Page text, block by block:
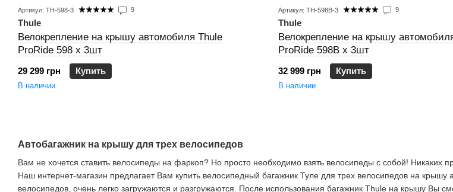
Автобагажник на крышу для трех велосипедов
Вам не хочется ставить велосипеды на фаркоп? Но просто необходимо взять велосипеды с собой! Никаких
Наш интернет-магазин предлагает Вам купить велосипедный багажник Туле для трех велосипедов на
велосипедов, очень легко загружаются и разгружаются. После использования багажник Thule на крышу Вы
Артикул: TH-598-3 9
Thule
Велокрепление на крышу автомобиля Thule
ProRide 598 х 3шт
29 299 грн Купить
В наличии
Артикул: TH-598B-3 9
Thule
Велокрепление на крышу
ProRide 598B х 3шт
32 999 грн Купить
В наличии